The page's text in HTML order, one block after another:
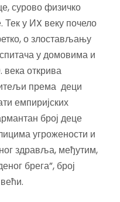
сурово физичко
у ИX веку почело
о злостављању
у домовима и
века открива
према деци
емпиријских
број деце
угрожености и
здравља, међутим,
брега”, број